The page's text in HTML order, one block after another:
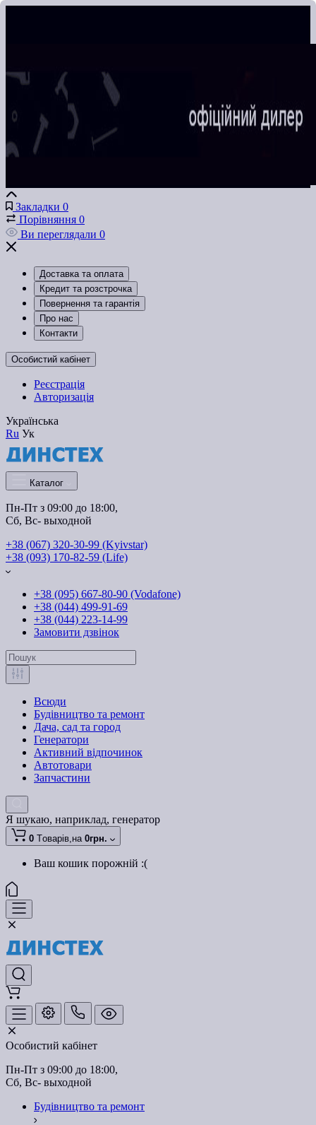
Закладки 0
Порівняння 0
Ви переглядали 0
Доставка та оплата
Кредит та розстрочка
Повернення та гарантія
Про нас
Контакти
Особистий кабінет
Реєстрація
Авторизація
Українська
Ru Ук
Каталог
Пн-Пт з 09:00 до 18:00,
Сб, Вс- выходной
+38 (067) 320-30-99 (Kyivstar)
+38 (093) 170-82-59 (Life)
+38 (095) 667-80-90 (Vodafone)
+38 (044) 499-91-69
+38 (044) 223-14-99
Замовити дзвінок
Всюди
Будівництво та ремонт
Дача, сад та город
Генератори
Активний відпочинок
Автотовари
Запчастини
Я шукаю, наприклад, генератор
0 Tоварів,на 0грн.
Ваш кошик порожній :(
Особистий кабінет
Пн-Пт з 09:00 до 18:00,
Сб, Вс- выходной
Будівництво та ремонт